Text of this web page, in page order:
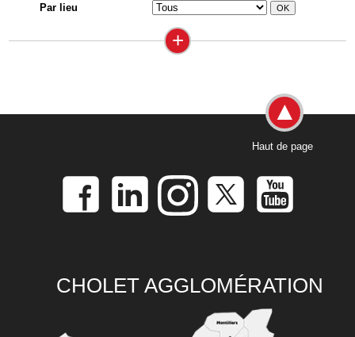
Par lieu
+
Haut de page
CHOLET AGGLOMÉRATION